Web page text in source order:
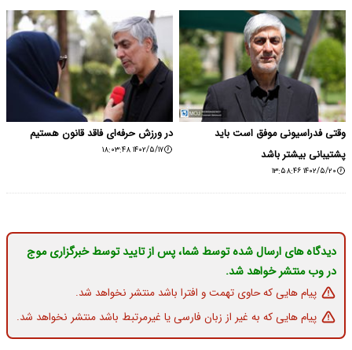
وقتی فدراسیونی موفق است باید
پشتیبانی بیشتر باشد
۱۴۰۲/۵/۲۰ ۱۳:۵۸:۴۶
در ورزش حرفه‌ای فاقد قانون هستیم
۱۴۰۲/۵/۱۷ ۱۸:۰۳:۴۸
دیدگاه های ارسال شده توسط شما، پس از تایید توسط خبرگزاری موج
در وب منتشر خواهد شد.
پیام هایی که حاوی تهمت و افترا باشد منتشر نخواهد شد.
پیام هایی که به غیر از زبان فارسی یا غیرمرتبط باشد منتشر نخواهد شد.